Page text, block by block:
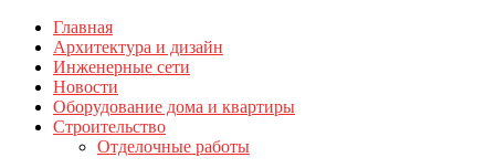
Главная
Архитектура и дизайн
Инженерные сети
Новости
Оборудование дома и квартиры
Строительство
Отделочные работы